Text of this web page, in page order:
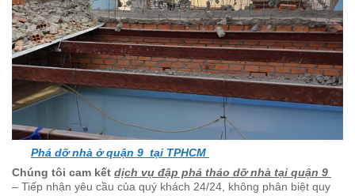
Phá dỡ nhà ở quận 9 tại TPHCM
Chúng tôi cam kết dịch vụ đập phá tháo dỡ nhà tại quận 9
– Tiếp nhận yêu cầu của quý khách 24/24, không phân biệt quy